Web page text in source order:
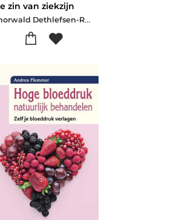
zin van ziekzijn
Thorwald Dethlefsen-Rüdiger Dahlke